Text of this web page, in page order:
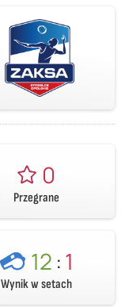
0
Przegrane
12 :1
Wynik w setach